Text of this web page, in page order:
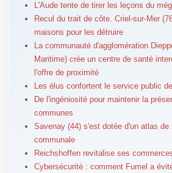
L'Aude tente de tirer les leçons du
Recul du trait de côte. Criel-sur-Mer
maisons pour les détruire
La communauté d'agglomération
Maritime) crée un centre de santé
l'offre de proximité
Les élus confortent le service public
De l'ingéniosité pour maintenir la
communes
Savenay (44) s'est dotée d'un atlas de
communale
Reichshoffen revitalise ses
Cybersécurité : comment Fumel a